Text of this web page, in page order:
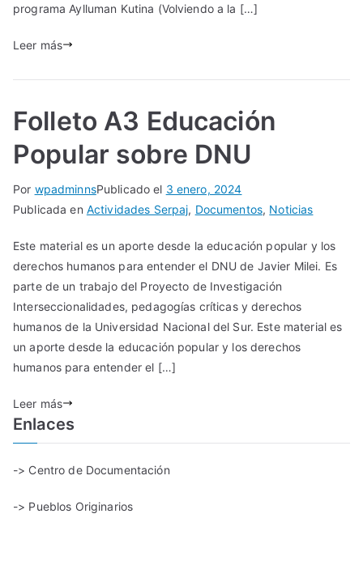
programa Aylluman Kutina (Volviendo a la […]
Leer más
Folleto A3 Educación
Popular sobre DNU
Por wpadminnsPublicado el 3 enero, 2024
Publicada en Actividades Serpaj, Documentos, Noticias
Este material es un aporte desde la educación popular y los
derechos humanos para entender el DNU de Javier Milei. Es
parte de un trabajo del Proyecto de Investigación
Interseccionalidades, pedagogías críticas y derechos
humanos de la Universidad Nacional del Sur. Este material es
un aporte desde la educación popular y los derechos
humanos para entender el […]
Leer más
Enlaces
-> Centro de Documentación
-> Pueblos Originarios